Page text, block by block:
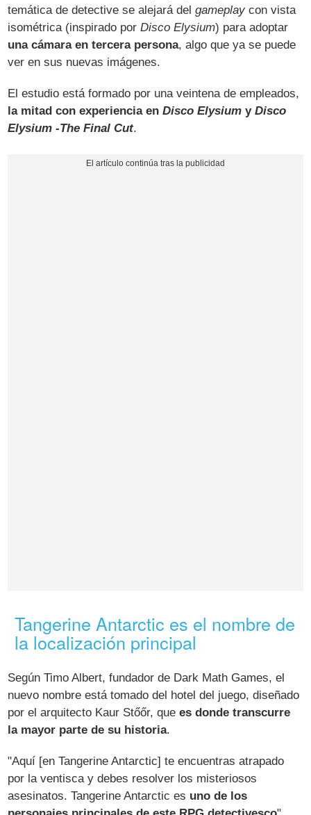
temática de detective se alejará delgameplay con vista
isométrica (inspirado porDisco Elysium) para adoptar
una cámara en tercera persona, algo que ya se puede
ver en sus nuevas imágenes.
El estudio está formado por una veintena de empleados,
la mitad con experiencia enDisco Elysium yDisco
Elysium -The Final Cut.
Tangerine Antarctic es el nombre de
la localización principal
Según Timo Albert, fundador de Dark Math Games, el
nuevo nombre está tomado del hotel del juego, diseñado
por el arquitecto Kaur Stőőr, quees donde transcurre
la mayor parte de su historia.
"Aquí [en Tangerine Antarctic] te encuentras atrapado
por la ventisca y debes resolver los misteriosos
asesinatos. Tangerine Antarctic es uno de los